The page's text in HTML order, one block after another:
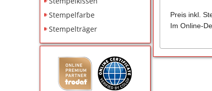
Stempelfarbe
Stempelträger
Preis inkl.
Im Online-